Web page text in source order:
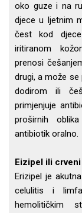
oko guze i na
djece u ljetnim
čest kod
iritiranom
prenosi
drugi, a može
dodirom ili
primjenjuje
proširnih
antibiotik oralno.
Eizipel ili
Erizipel je
celulitis i
hemolitičkim